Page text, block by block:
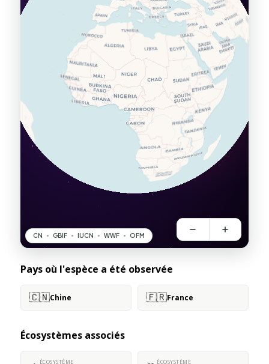
Pays où l'espèce a été observée
🇨🇳Chine 🇫🇷France
Écosystèmes associés
ÉCOSYSTÈME ÉCOSYSTÈME